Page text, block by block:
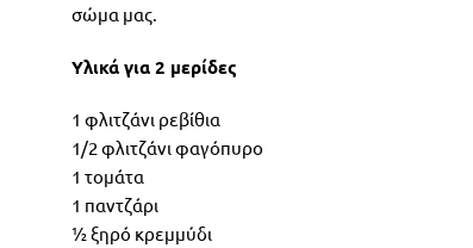
σώμα μας.
Υλικά για 2 μερίδες
1 φλιτζάνι ρεβίθια
1/2 φλιτζάνι φαγόπυρο
1 τομάτα
1 παντζάρι
½ ξηρό κρεμμύδι